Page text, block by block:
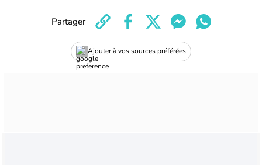
Ajouter à vos sources préférées
Partager